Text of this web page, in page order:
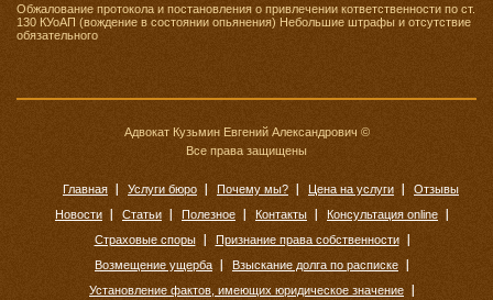
Обжалование протокола и постановления о привлечении кответственности по ст.
130 КУоАП (вождение в состоянии опьянения) Небольшие штрафы и отсутствие
обязательного
Адвокат Кузьмин Евгений Александрович ©
Все права защищены
Главная Услуги бюро Почему мы? Цена на услуги
Отзывы
Новости
Статьи Полезное Контакты
Консультация online
Страховые споры
Признание права собственности
Возмещение ущерба
Взыскание долга по расписке
Установление фактов, имеющих юридическое значение